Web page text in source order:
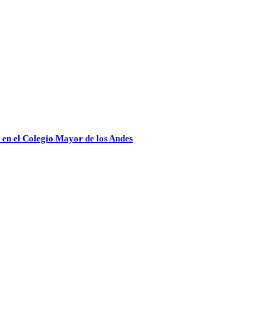
el Colegio Mayor de los Andes